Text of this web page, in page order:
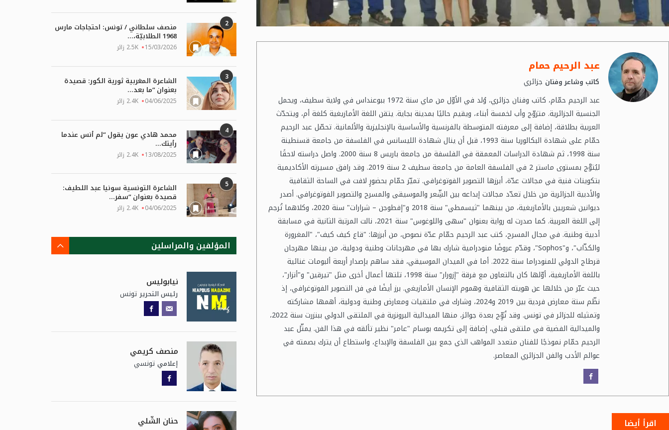
عبد الرحيم حمام
كاتب وشاعر وفنان جزائري
عبد الرحيم حمّام، كاتب وفنان جزائري، وُلد في الأوّل من ماي سنة 1972 ببوعنداس في ولاية سطيف، ويحمل
الجنسية الجزائرية. متزوّج وأب لخمسة أبناء، ويقيم حاليًا بمدينة بجاية. يتقن اللغة الأمازيغية كلغة أم، ويتحدّث
العربية بطلاقة، إضافة إلى معرفته المتوسطة بالفرنسية والأساسية بالإنجليزية والألمانية. تحصّل عبد الرحيم
حمّام على شهادة البكالوريا سنة 1993، قبل أن ينال شهادة الليسانس في الفلسفة من جامعة قسنطينة
سنة 1998، ثم شهادة الدراسات المعمقة في الفلسفة من جامعة باريس 8 سنة 2000. واصل دراسته لاحقًا
ليُتوَّج بمستوى ماستر 2 في الفلسفة العامة من جامعة سطيف 2 سنة 2019. وقد رافق مسيرته الأكاديمية
بتكوينات فنية في مجالات عدّة، أبرزها التصوير الفوتوغرافي. تميّز حمّام بحضورٍ لافت في الساحة الثقافية
والأدبية الجزائرية من خلال تعدّد مجالات إبداعه بين الشِّعر والموسيقى والمسرح والتصوير الفوتوغرافي. أصدر
ديوانين شعريين بالأمازيغية، من بينهما "ثيسمطي" سنة 2018 و"إفطوجن – شرارات" سنة 2020، وكلاهما تُرجم
إلى اللغة العربية. كما صدرت له رواية بعنوان "سهى واللوغوس" سنة 2021، نالت المرتبة الثانية في مسابقة
أدبية وطنية. في مجال المسرح، كتب عبد الرحيم حمّام عدّة نصوص، من أبرزها: "قاع كيف كيف"، "المغرورة
والكذّاب"، و"Sophos"، وقدّم عروضًا منودرامية شارك بها في مهرجانات وطنية ودولية، من بينها مهرجان
قرطاج الدولي للمنودراما سنة 2022. أما في الميدان الموسيقي، فقد ساهم بإصدار أربعة ألبومات غنائية
باللغة الأمازيغية، أوّلها كان بالتعاون مع فرقة "إزورار" سنة 1998، تلتها أعمال أخرى مثل "تيرقين" و"أنزار"،
حيث عبّر من خلالها عن هويته الثقافية وهموم الإنسان الأمازيغي. برز أيضًا في فن التصوير الفوتوغرافي، إذ
نظّم ستة معارض فردية بين 2019 و2024، وشارك في ملتقيات ومعارض وطنية ودولية، أهمها مشاركته
وتمثيله للجزائر في تونس. وقد تُوِّج بعدة جوائز، منها الميدالية البرونزية في الملتقى الدولي ببنزرت سنة 2022،
والميدالية الفضية في ملتقى قبلي، إضافة إلى تكريمه بوسام "عامر" نظير تألقه في هذا الفن. يمثّل عبد
الرحيم حمّام نموذجًا للفنان متعدد المواهب الذي جمع بين الفلسفة والإبداع، واستطاع أن يترك بصمته في
عوالم الأدب والفن الجزائري المعاصر.
اقرأ أيضا
2 منصف سلطاني / تونس: احتجاجات مارس
1968 الطلابيّة،...
15/03/2026 2.5K زائر
3 الشاعرة المغربية ثورية الكور: قصيدة
بعنوان “ما بعد...
04/06/2025 2.4K زائر
4 محمد هادي عون يقول “لم أنس عندما
رأيتك...
13/08/2025 2.4K زائر
5 الشاعرة التونسية سونيا عبد اللطيف:
قصيدة بعنوان “سفر...
04/06/2025 2.4K زائر
المؤلفين والمراسلين
نيابوليس
رئيس التحرير تونس
منصف كريمي
إعلامي تونسي
حنان الشّلي